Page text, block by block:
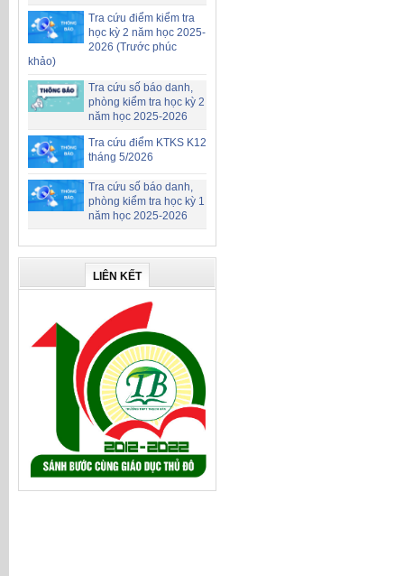
Tra cứu điểm kiểm tra
học kỳ 2 năm học 2025-
2026 (Trước phúc
khảo)
Tra cứu số báo danh,
phòng kiểm tra học kỳ 2
năm học 2025-2026
Tra cứu điểm KTKS K12
tháng 5/2026
Tra cứu số báo danh,
phòng kiểm tra học kỳ 1
năm học 2025-2026
LIÊN KẾT